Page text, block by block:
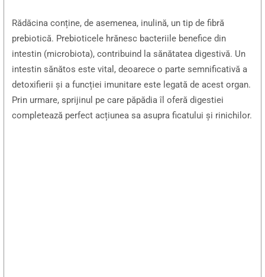
Rădăcina conține, de asemenea, inulină, un tip de fibră
prebiotică. Prebioticele hrănesc bacteriile benefice din
intestin (microbiota), contribuind la sănătatea digestivă. Un
intestin sănătos este vital, deoarece o parte semnificativă a
detoxifierii și a funcției imunitare este legată de acest organ.
Prin urmare, sprijinul pe care păpădia îl oferă digestiei
completează perfect acțiunea sa asupra ficatului și rinichilor.